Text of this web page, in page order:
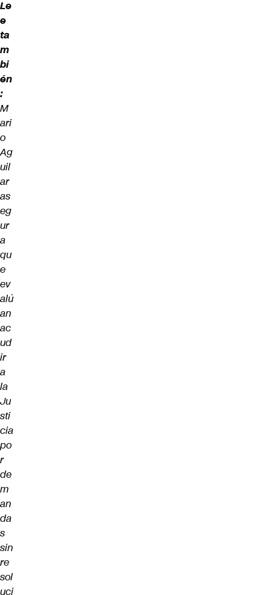
Le
e
ta
m
bi
én
:
M
ari
o
Ag
uil
ar
as
eg
ur
a
qu
e
ev
alú
an
ac
ud
ir
a
la
Ju
sti
cia
po
r
de
m
an
da
s
sin
re
sol
uci